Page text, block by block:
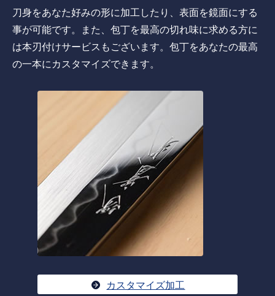
刀身をあなた好みの形に加工したり、表面を鏡面にする
事が可能です。また、包丁を最高の切れ味に求める方に
は本刃付けサービスもございます。包丁をあなたの最高
の一本にカスタマイズできます。
カスタマイズ加工